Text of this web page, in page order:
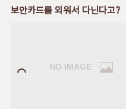
보안카드를 외워서 다닌다고?